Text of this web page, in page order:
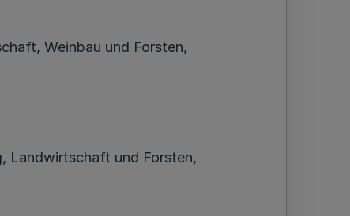
Weinbau und Forsten,
Landwirtschaft und Forsten,